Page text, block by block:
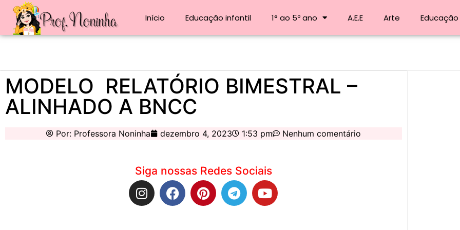
Início Educação infantil 1° ao 5º ano A.E.E Arte Educação
MODELO RELATÓRIO BIMESTRAL –
ALINHADO A BNCC
Por:Professora Noninha dezembro 4, 2023 1:53 pm Nenhum comentário
Siga nossas Redes Sociais